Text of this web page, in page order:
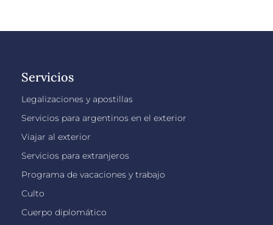
Servicios
Legalizaciones y apostillas
Servicios para argentinos en el exterior
Viajar al exterior
Servicios para extranjeros
Programa de vacaciones y trabajo
Culto
Cuerpo diplomático